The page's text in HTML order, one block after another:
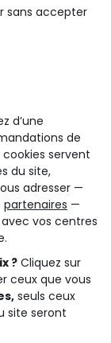
d’une
de
servent
du site,
adresser —
partenaires —
vos centres
? Cliquez sur
ceux que vous
seuls ceux
site seront
sans accepter